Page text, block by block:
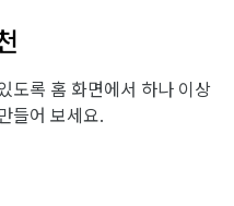
도록 홈 화면에서 하나 이상
들어 보세요.